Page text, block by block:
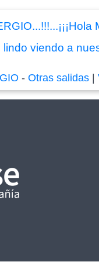
viendo a
-Otras salidas |